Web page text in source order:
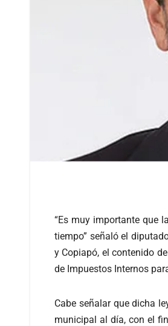
“Es muy importante que
tiempo” señaló el
y Copiapó, el contenido
de Impuestos Internos
Cabe señalar que dicha
municipal al día, con el